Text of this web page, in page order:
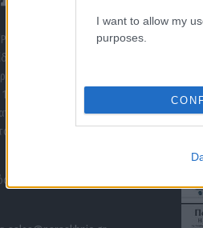
I want to allow my
purposes.
MEDIA GROUP A.E.”
που κατέχει αυτή
με τη Σύσταση (ΕΕ)
Μαρτίου 2018 σχετικά με
αντιμετώπιση του
διαδίκτυο (L 63).
Μ.Η.Τ. 262047